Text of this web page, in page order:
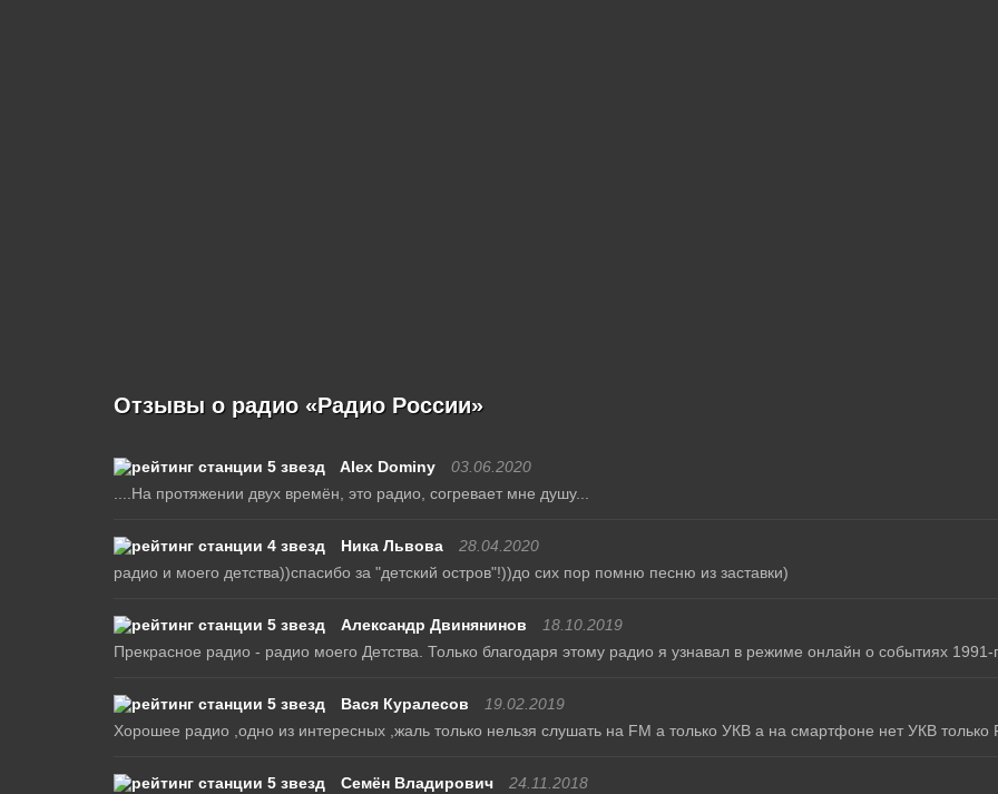
Отзывы о радио «Радио России»
Alex Dominy
03.06.2020
....На протяжении двух времён, это радио, согревает мне душу...
Ника Львова
28.04.2020
радио и моего детства))спасибо за "детский остров"!))до сих пор помню песню из заставки)
Александр Двинянинов
18.10.2019
Прекрасное радио - радио моего Детства. Только благодаря этому радио я узнавал в режиме онлайн о событиях 1991-
Вася Куралесов
19.02.2019
Хорошее радио ,одно из интересных ,жаль только нельзя слушать на FM а только УКВ а на смартфоне нет УКВ только
Семён Владирович
24.11.2018